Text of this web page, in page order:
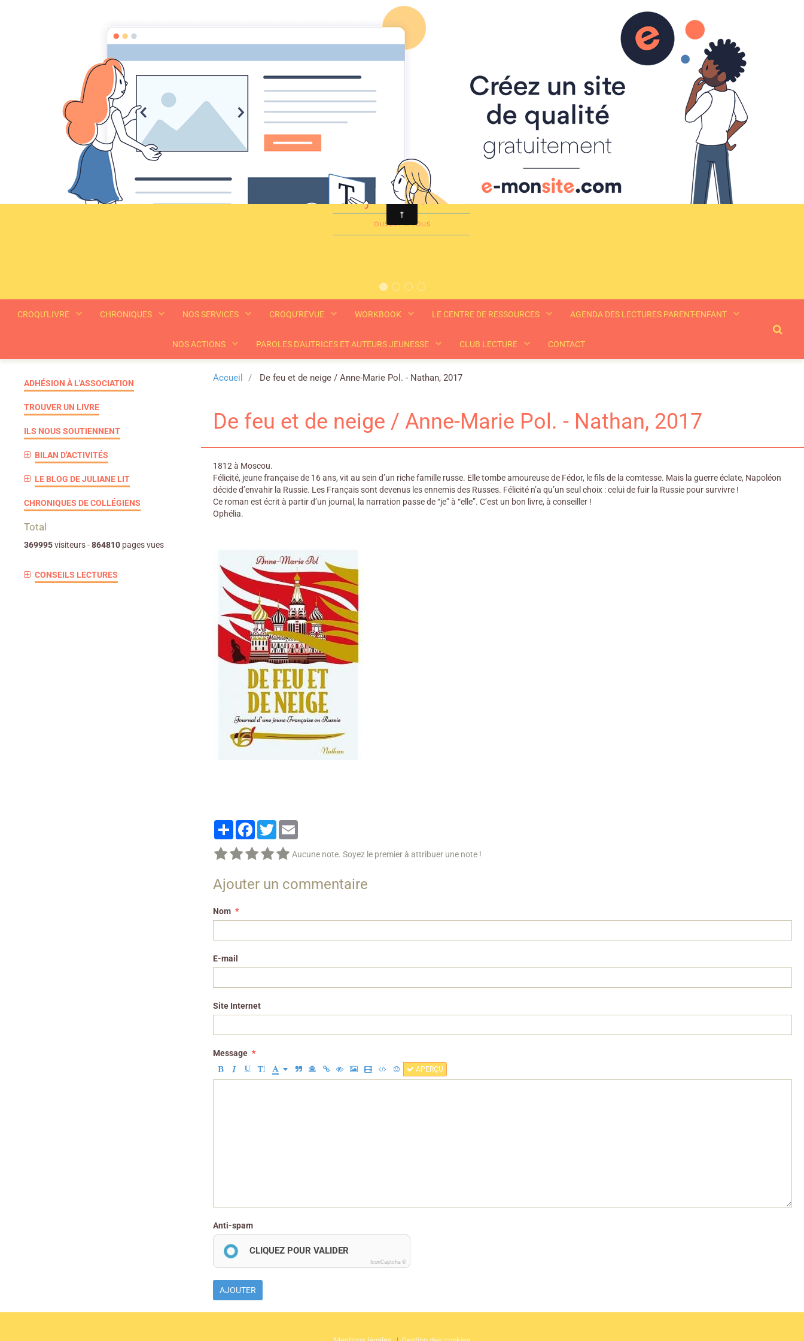
Croqu'livre
CROQU'LIVRE CHRONIQUES NOS SERVICES CROQU'REVUE WORKBOOK LE CENTRE DE RESSOURCES AGENDA DES LECTURES PARENT-ENFANT
NOS ACTIONS PAROLES D'AUTRICES ET AUTEURS JEUNESSE CLUB LECTURE CONTACT
Accueil De feu et de neige / Anne-Marie Pol. - Nathan, 2017
De feu et de neige / Anne-Marie Pol. - Nathan, 2017
1812 à Moscou.
Félicité, jeune française de 16 ans, vit au sein d’un riche famille russe. Elle tombe amoureuse de Fédor, le fils de la comtesse. Mais la guerre éclate, Napoléon
décide d’envahir la Russie. Les Français sont devenus les ennemis des Russes. Félicité n’a qu’un seul choix : celui de fuir la Russie pour survivre !
Ce roman est écrit à partir d’un journal, la narration passe de “je” à “elle”. C’est un bon livre, à conseiller !
Ophélia.
PartagerFacebook
Twitter
Aucune note. Soyez le premier à attribuer une note !
Ajouter un commentaire
Nom
E-mail
Site Internet
Message
APERÇU
Anti-spam
CLIQUEZ POUR VALIDER
IconCaptcha ©
AJOUTER
ADHÉSION À L'ASSOCIATION
TROUVER UN LIVRE
ILS NOUS SOUTIENNENT
BILAN D'ACTIVITÉS
LE BLOG DE JULIANE LIT
CHRONIQUES DE COLLÉGIENS
Total
369995visiteurs -864810 pages vues
CONSEILS LECTURES